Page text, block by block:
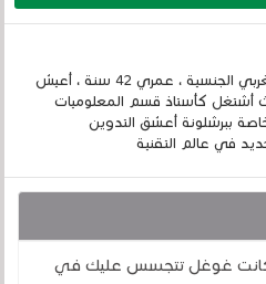
إسمي الكامل الحسين مزواد ، مغربي الجنسية ، عمري 42 سنة ، أعيش
أشتغل كأستاذ قسم المعلوميات
ببرشلونة أعشق التدوين
في عالم التقنية
كانت غوغل تتجسس عليك في